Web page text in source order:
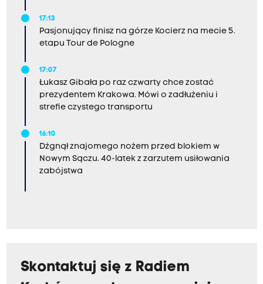
17:13
Pasjonujący finisz na górze Kocierz na mecie 5.
etapu Tour de Pologne
17:07
Łukasz Gibała po raz czwarty chce zostać
prezydentem Krakowa. Mówi o zadłużeniu i
strefie czystego transportu
16:10
Dźgnął znajomego nożem przed blokiem w
Nowym Sączu. 40-latek z zarzutem usiłowania
zabójstwa
Skontaktuj się z Radiem